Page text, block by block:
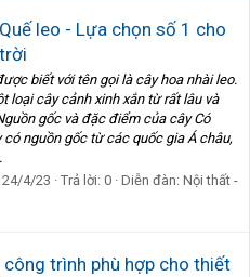
leo - Lựa chọn số 1 cho
biết với tên gọi là cây hoa nhài leo.
loại cây cảnh xinh xắn từ rất lâu và
gốc và đặc điểm của cây Có
nguồn gốc từ các quốc gia Á châu,
24/4/23 Trả lời: 0 Diễn đàn: Nội thất -
công trình phù hợp cho thiết